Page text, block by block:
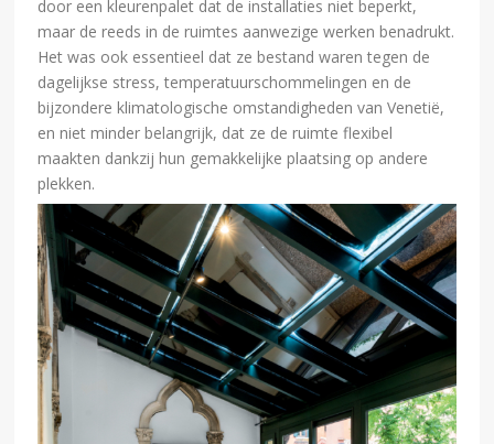
door een kleurenpalet dat de installaties niet beperkt,
maar de reeds in de ruimtes aanwezige werken benadrukt.
Het was ook essentieel dat ze bestand waren tegen de
dagelijkse stress, temperatuurschommelingen en de
bijzondere klimatologische omstandigheden van Venetië,
en niet minder belangrijk, dat ze de ruimte flexibel
maakten dankzij hun gemakkelijke plaatsing op andere
plekken.